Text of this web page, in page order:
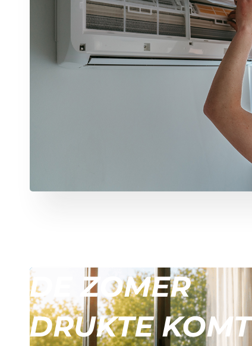
DE ZOMER
DRUKTE KOMT